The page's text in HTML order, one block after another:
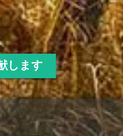
します
神を原点において
神を原点において